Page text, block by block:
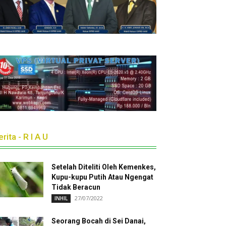
- R I A U
Setelah Diteliti Oleh Kemenkes,
Kupu-kupu Putih Atau Ngengat
Tidak Beracun
INHIL 27/07/2022
Seorang Bocah di Sei Danai,